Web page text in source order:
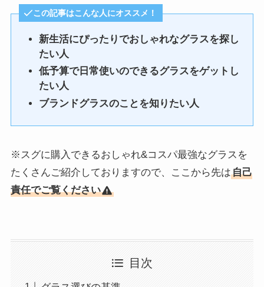
この記事はこんな人にオススメ！
新生活にぴったりでおしゃれなグラスを探し
たい人
低予算で日常使いのできるグラスをゲットし
たい人
ブランドグラスのことを知りたい人
※スグに購入できるおしゃれ&コスパ最強なグラスを
たくさんご紹介しておりますので、ここから先は自己
責任でご覧ください
目次